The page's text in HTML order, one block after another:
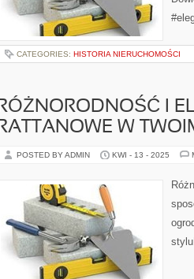
CATEGORIES: HISTORIA NIERUCHOMOŚCI
RÓŻNORODNOŚĆ I
RATTANOWE W
POSTED BY ADMIN KWI - 13 - 2025